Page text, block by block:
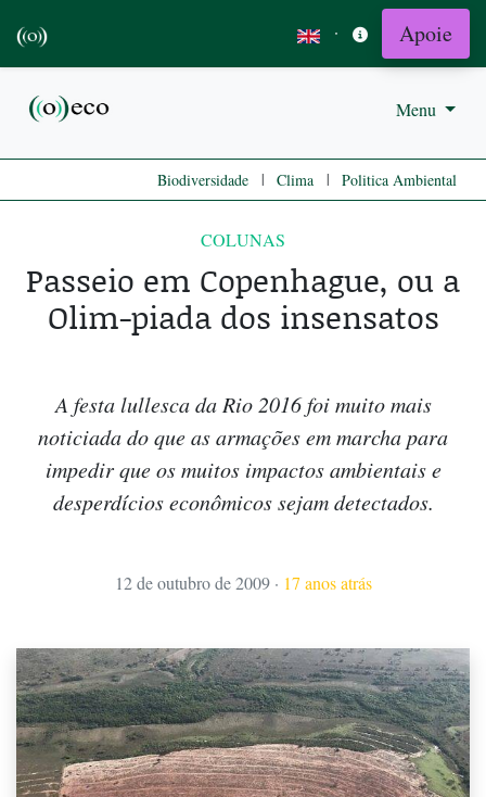
· Apoie
Menu
Biodiversidade | Clima | Politica Ambiental
COLUNAS
Passeio em Copenhague, ou a
Olim-piada dos insensatos
A festa lullesca da Rio 2016 foi muito mais
noticiada do que as armações em marcha para
impedir que os muitos impactos ambientais e
desperdícios econômicos sejam detectados.
12 de outubro de 2009 · 17 anos atrás